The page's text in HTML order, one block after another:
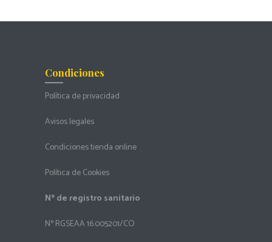
Condiciones
Política de privacidad
Avisos legales
Condiciones tienda online
Política de Cookies
Nº de registro sanitario
Nº RGSEAA 16.005201/CO